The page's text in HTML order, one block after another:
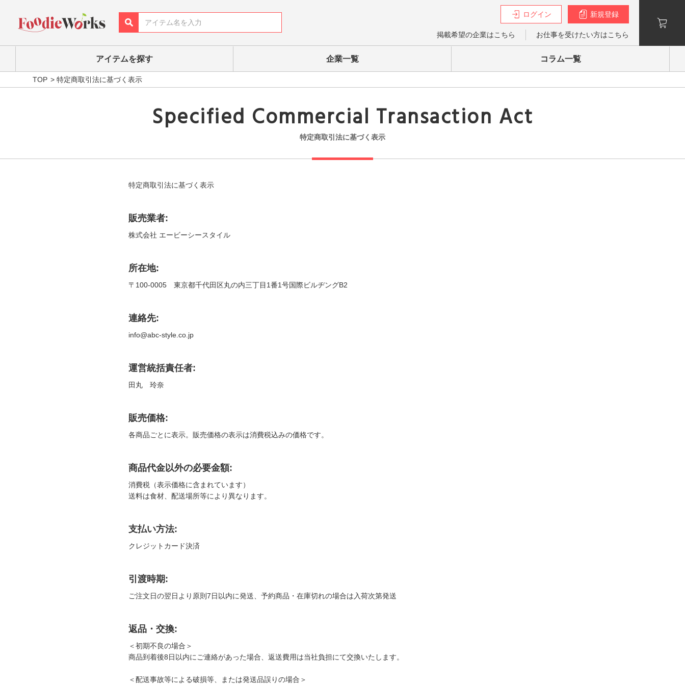
ログイン 新規登録
掲載希望の企業はこちら お仕事を受けたい方はこちら
アイテムを探す 企業一覧 コラム一覧
TOP 特定商取引法に基づく表示
Specified Commercial Transaction Act
特定商取引法に基づく表示
特定商取引法に基づく表示
販売業者:
株式会社 エービーシースタイル
所在地:
〒100-0005 東京都千代田区丸の内三丁目1番1号国際ビルヂングB2
連絡先:
info@abc-style.co.jp
運営統括責任者:
田丸 玲奈
販売価格:
各商品ごとに表示。販売価格の表示は消費税込みの価格です。
商品代金以外の必要金額:
消費税（表示価格に含まれています）
送料は食材、配送場所等により異なります。
支払い方法:
クレジットカード決済
引渡時期:
ご注文日の翌日より原則7日以内に発送、予約商品・在庫切れの場合は入荷次第発送
返品・交換:
＜初期不良の場合＞
商品到着後8日以内にご連絡があった場合、返送費用は当社負担にて交換いたします。
＜配送事故等による破損等、または発送品誤りの場合＞